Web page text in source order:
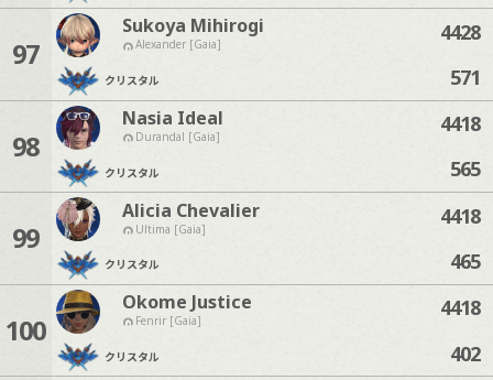
97
Sukoya Mihirogi
Alexander [Gaia]
クリスタル
4428
571
98
Nasia Ideal
Durandal [Gaia]
クリスタル
4418
565
99
Alicia Chevalier
Ultima [Gaia]
クリスタル
4418
465
100
Okome Justice
Fenrir [Gaia]
クリスタル
4418
402